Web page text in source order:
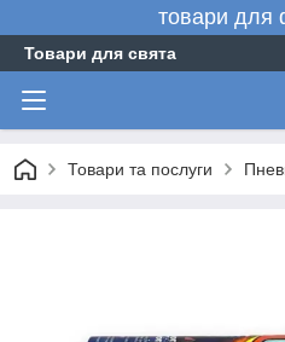
товари для
Товари для свята
Товари та послуги